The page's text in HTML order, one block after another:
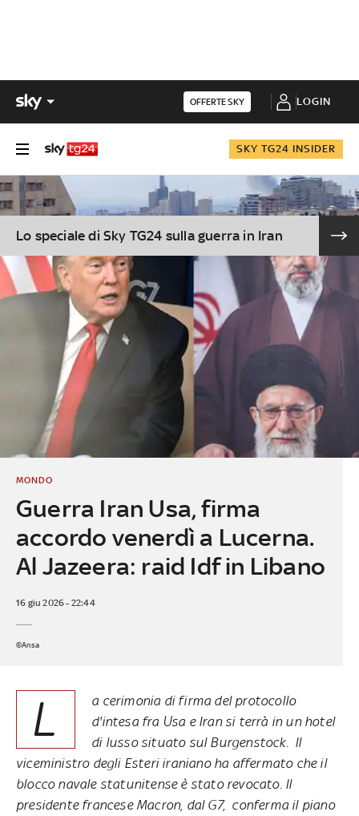
OFFERTE SKY LOGIN
SKY TG24 INSIDER
Lo speciale di Sky TG24 sulla guerra in Iran
Guerra Iran Usa, firma
accordo venerdì a Lucerna.
Al Jazeera: raid Idf in Libano
MONDO
16 giu 2026 - 22:44
©Ansa
L
a cerimonia di firma del protocollo
d'intesa fra Usa e Iran si terrà in un hotel
di lusso situato sul Burgenstock. Il
viceministro degli Esteri iraniano ha affermato che il
blocco navale statunitense è stato revocato. Il
presidente francese Macron, dal G7, conferma il piano